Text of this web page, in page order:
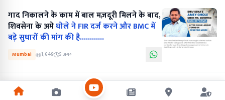
गाद निकालने के काम में बाल मज़दूरी मिलने के बाद,
शिवसेना के अमेघोले ने FIR दर्ज करने और BMC में
बड़े सुधारों की मांग की है............
Mumbai 1,649 5 अग॰